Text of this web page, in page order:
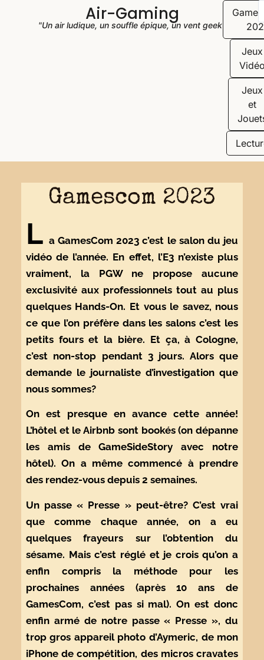
Air-Gaming
"Un air ludique, un souffle épique, un vent geek"
Jeux
Jeux
et
Gamescom 2023
L a GamesCom 2023 c’est le salon du jeu
vidéo de l’année. En effet, l’E3 n’existe plus
vraiment, la PGW ne propose aucune
exclusivité aux professionnels tout au plus
quelques Hands-On. Et vous le savez, nous
ce que l’on préfère dans les salons c’est les
petits fours et la bière. Et ça, à Cologne,
c’est non-stop pendant 3 jours. Alors que
demande le journaliste d’investigation que
nous sommes?
On est presque en avance cette année!
L’hôtel et le Airbnb sont bookés (on dépanne
les amis de GameSideStory avec notre
hôtel). On a même commencé à prendre
des rendez-vous depuis 2 semaines.
Un passe « Presse » peut-être? C’est vrai
que comme chaque année, on a eu
quelques frayeurs sur l’obtention du
sésame. Mais c’est réglé et je crois qu’on a
enfin compris la méthode pour les
prochaines années (après 10 ans de
GamesCom, c’est pas si mal). On est donc
enfin armé de notre passe « Presse », du
trop gros appareil photo d’Aymeric, de mon
iPhone de compétition, des micros cravates